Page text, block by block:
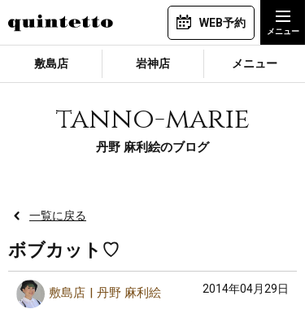
WEB予約
敷島店 岩神店 メニュー
tanno-marie
丹野 麻利絵のブログ
一覧に戻る
ボブカット♡
敷島店 丹野 麻利絵 2014年04月29日